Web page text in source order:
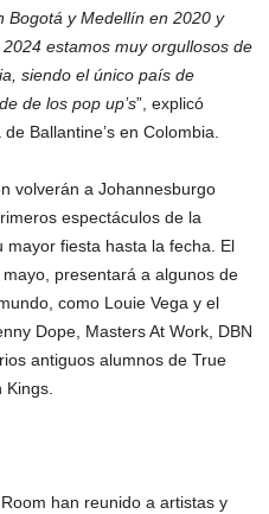
Bogotá y Medellín en 2020 y
estamos muy orgullosos de
siendo el único país de
de los pop up’s”, explicó
Ballantine’s en Colombia.
volverán a Johannesburgo
espectáculos de la
fiesta hasta la fecha. El
presentará a algunos de
como Louie Vega y el
Dope, Masters At Work, DBN
antiguos alumnos de True
han reunido a artistas y